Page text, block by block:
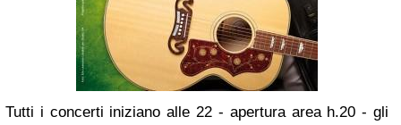
Tutti i concerti iniziano alle 22 - apertura area h.20 - gli